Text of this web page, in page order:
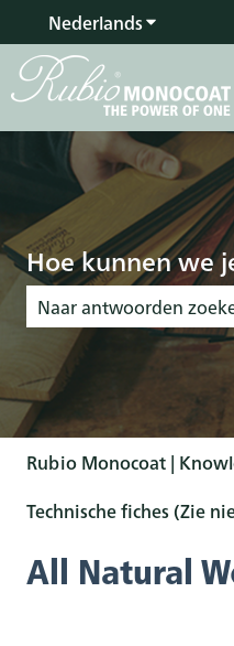
NederlandsSubmenu
Hoe kunnen we
Er zijn geen suggesties
Rubio Monocoat |
Technische fiches (Zie
All Natural